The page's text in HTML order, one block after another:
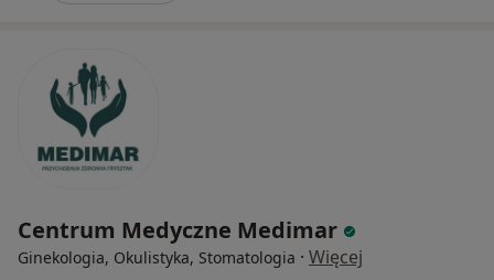
Centrum Medyczne Medimar
Ginekologia, Okulistyka, Stomatologia · Więcej